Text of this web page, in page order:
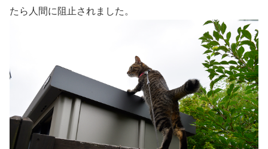
たら人間に阻止されました。